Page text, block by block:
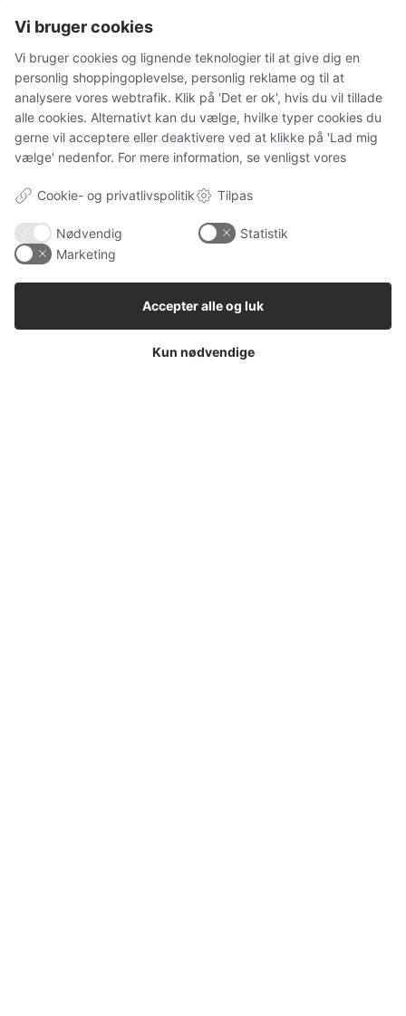
Petguide - hjemstedet for nyttige artikler om kæledyr
Ugens kæledyr
Hunde
Katteudstyr
Kaniner
Vi bruger cookies
Vi bruger cookies og lignende teknologier til at give dig en
personlig shoppingoplevelse, personlig reklame og til at
analysere vores webtrafik. Klik på 'Det er ok', hvis du vil tillade
alle cookies. Alternativt kan du vælge, hvilke typer cookies du
gerne vil acceptere eller deaktivere ved at klikke på 'Lad mig
vælge' nedenfor. For mere information, se venligst vores
Cookie- og privatlivspolitik Tilpas
Nødvendig
Statistik
Marketing
Kun nødvendige
Accepter alle og luk